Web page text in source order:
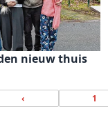
nieuw thuis
‹ 1